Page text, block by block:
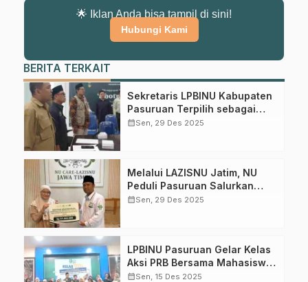
Dapatkan info kegiatan, kajian, dan berita terbaru langsung dari
🌟 Iklan Anda bisa tampil di sini!
Hubungi Kami
BERITA TERKAIT
Sekretaris LPBINU Kabupaten
Pasuruan Terpilih sebagai
Ketua Forum Pengurangan
calendar_monthSen, 29 Des 2025
Melalui LAZISNU Jatim, NU
Peduli Pasuruan Salurkan
Bantuan 81 Juta untuk Korban
calendar_monthSen, 29 Des 2025
LPBINU Pasuruan Gelar Kelas
Aksi PRB Bersama Mahasiswa
dan Pelajar
calendar_monthSen, 15 Des 2025